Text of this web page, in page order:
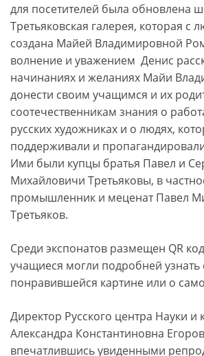
для посетителей была обновлена
Третьяковская галерея, которая с
создана Майей Владимировной
волнение и уважением Денис
начинаниях и желаниях Майи
донести своим учащимся и их
соотечественникам знания о
русских художниках и о людях,
поддерживали и пропагандировали
Ими были купцы братья Павел и
Михайловичи Третьяковы, в
промышленник и меценат Павел
Третьяков.
Среди экспонатов размещен QR
учащиеся могли подробней узнать
понравившейся картине или о
Директор Русского центра Науки и
Александра Константиновна
впечатлившись увиденными